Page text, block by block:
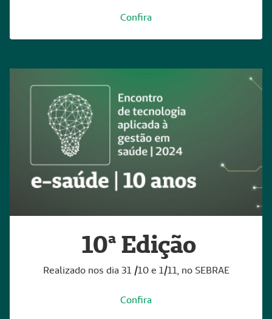
Confira
10ª Edição
Realizado nos dia 31 /10 e 1/11, no SEBRAE
Confira